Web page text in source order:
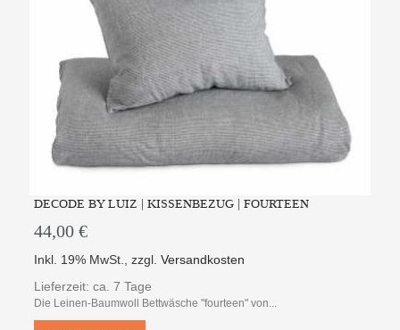
DECODE BY LUIZ | KISSENBEZUG | FOURTEEN
44,00 €
Inkl. 19% MwSt. ,zzgl.Versandkosten
Lieferzeit: ca. 7 Tage
Die Leinen-Baumwoll Bettwäsche "fourteen" von...